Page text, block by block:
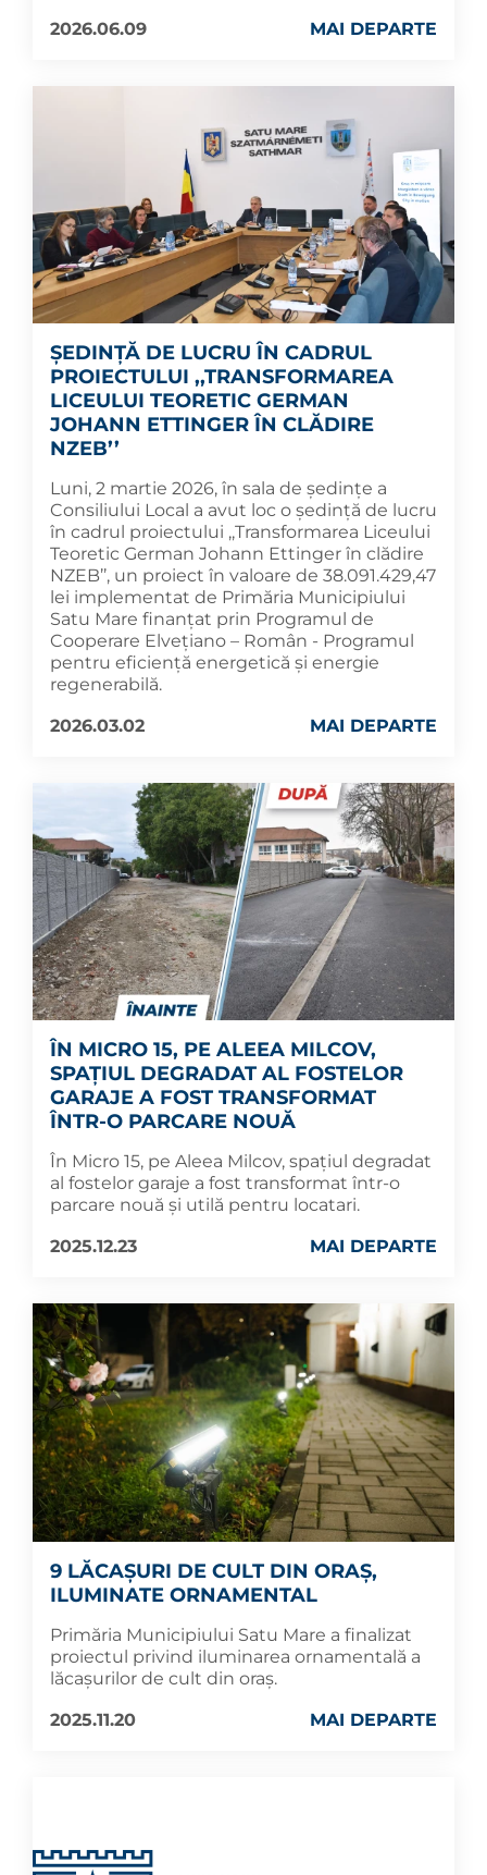
2026.06.09 MAI DEPARTE
ȘEDINȚĂ DE LUCRU ÎN CADRUL
PROIECTULUI ,,TRANSFORMAREA
LICEULUI TEORETIC GERMAN
JOHANN ETTINGER ÎN CLĂDIRE
NZEB’’
Luni, 2 martie 2026, în sala de ședințe a
Consiliului Local a avut loc o ședință de lucru
în cadrul proiectului ,,Transformarea Liceului
Teoretic German Johann Ettinger în clădire
NZEB’’, un proiect în valoare de 38.091.429,47
lei implementat de Primăria Municipiului
Satu Mare finanțat prin Programul de
Cooperare Elvețiano – Român - Programul
pentru eficiență energetică și energie
regenerabilă.
2026.03.02
MAI DEPARTE
ÎN MICRO 15, PE ALEEA MILCOV,
SPAȚIUL DEGRADAT AL FOSTELOR
GARAJE A FOST TRANSFORMAT
ÎNTR-O PARCARE NOUĂ
În Micro 15, pe Aleea Milcov, spațiul degradat
al fostelor garaje a fost transformat într-o
parcare nouă și utilă pentru locatari.
2025.12.23
MAI DEPARTE
9 LĂCAȘURI DE CULT DIN ORAȘ,
ILUMINATE ORNAMENTAL
Primăria Municipiului Satu Mare a finalizat
proiectul privind iluminarea ornamentală a
lăcașurilor de cult din oraș.
2025.11.20
MAI DEPARTE